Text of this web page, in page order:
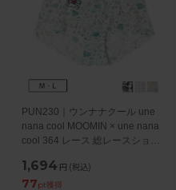
PUN230｜ウンナナクール une
nana cool MOOMIN × une nana
cool 364 レース 総レースショー
1,694 円 (税込)
77pt獲得